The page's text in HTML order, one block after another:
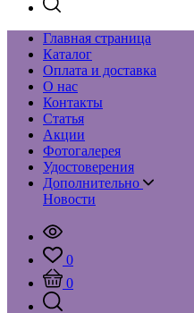
Главная страница
Каталог
Оплата и доставка
О нас
Контакты
Статья
Акции
Фотогалерея
Удостоверения
Дополнительно
Новости
0
0